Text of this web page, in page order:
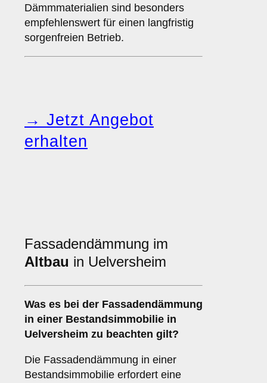
Dämmmaterialien sind besonders
empfehlenswert für einen langfristig
sorgenfreien Betrieb.
→ Jetzt Angebot
erhalten
Fassadendämmung im
Altbau in Uelversheim
Was es bei der Fassadendämmung
in einer Bestandsimmobilie in
Uelversheim zu beachten gilt?
Die Fassadendämmung in einer
Bestandsimmobilie erfordert eine